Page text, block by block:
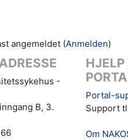
angemeldet (Anmelden)
-
B, 3.
HJELP
Portal-
Support
Om